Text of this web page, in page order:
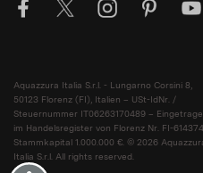
Aquazzura Italia S.r.l. - Lungarno Corsini 8,
50123 Florenz (FI), Italien – USt-IdNr. /
Steuernummer IT06263170489 –
im Handelsregister von Florenz Nr. FI-
Stammkapital 1.000.000 €. © 2026
Italia S.r.l. All rights reserved.